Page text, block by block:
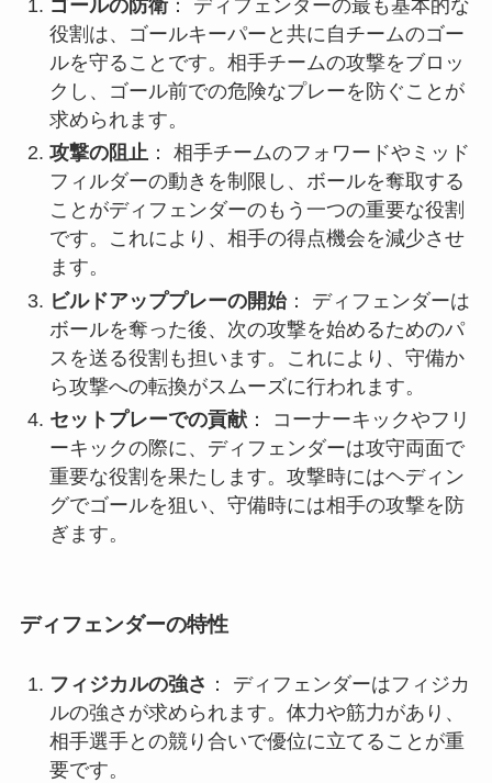
ゴールの防衛： ディフェンダーの最も基本的な
役割は、ゴールキーパーと共に自チームのゴー
ルを守ることです。相手チームの攻撃をブロッ
クし、ゴール前での危険なプレーを防ぐことが
求められます。
攻撃の阻止： 相手チームのフォワードやミッド
フィルダーの動きを制限し、ボールを奪取する
ことがディフェンダーのもう一つの重要な役割
です。これにより、相手の得点機会を減少させ
ます。
ビルドアッププレーの開始： ディフェンダーは
ボールを奪った後、次の攻撃を始めるためのパ
スを送る役割も担います。これにより、守備か
ら攻撃への転換がスムーズに行われます。
セットプレーでの貢献： コーナーキックやフリ
ーキックの際に、ディフェンダーは攻守両面で
重要な役割を果たします。攻撃時にはヘディン
グでゴールを狙い、守備時には相手の攻撃を防
ぎます。
ディフェンダーの特性
フィジカルの強さ ： ディフェンダーはフィジカ
ルの強さが求められます。体力や筋力があり、
相手選手との競り合いで優位に立てることが重
要です。